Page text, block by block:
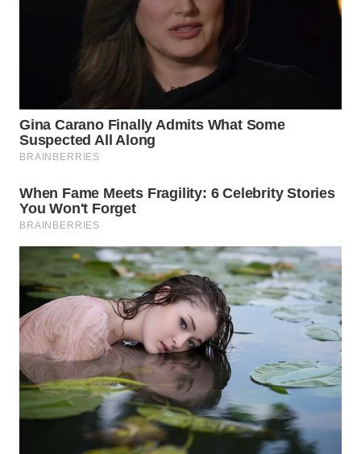
LANGKAT
WN
TAPANULI
SELATAN
WN
TANJUNG
LESUNG
WN
KARO
WN
SIMALUNGUN
WN
LABUHANBATU